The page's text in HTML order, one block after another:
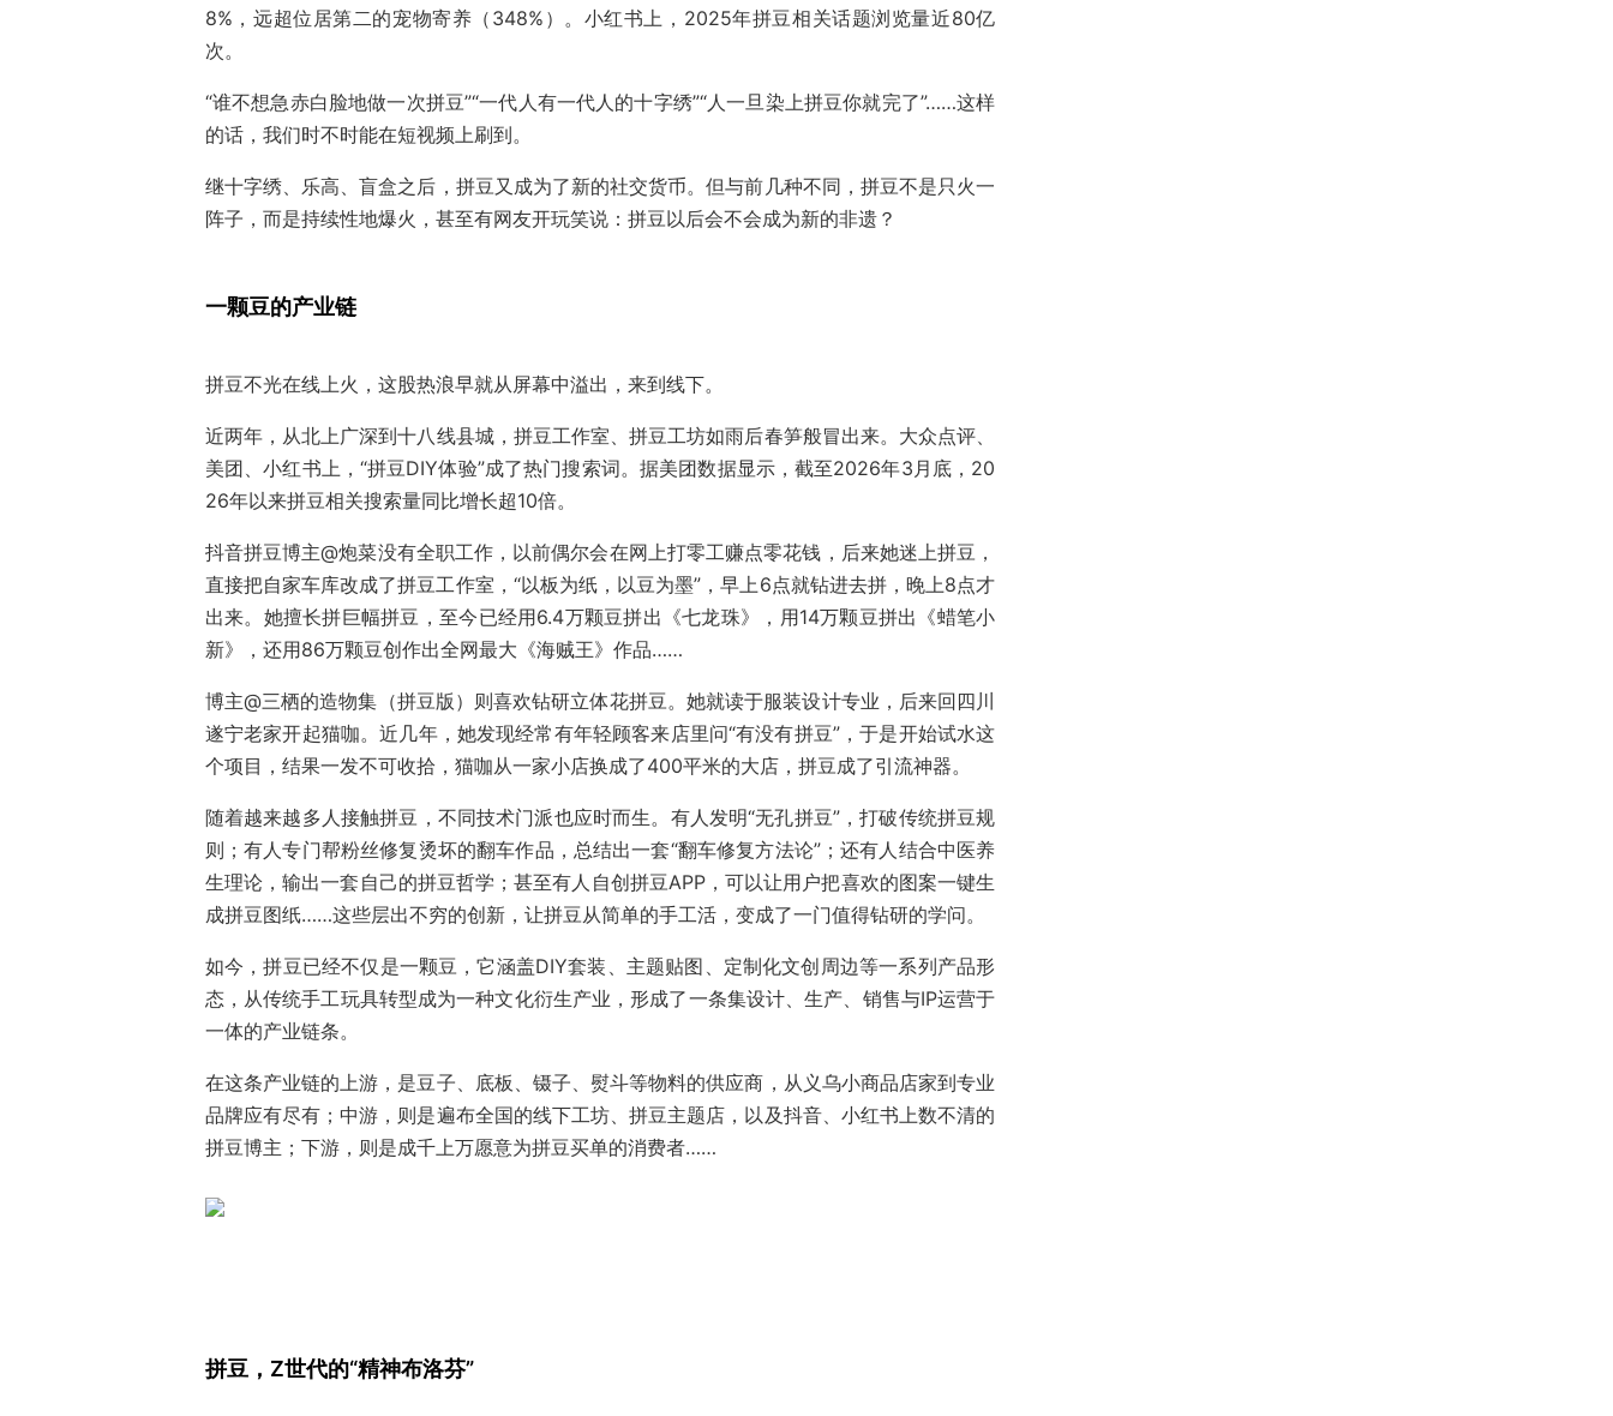
8%，远超位居第二的宠物寄养（348%）。小红书上，2025年拼豆相关话题浏览量近80亿
次。
“谁不想急赤白脸地做一次拼豆”“一代人有一代人的十字绣”“人一旦染上拼豆你就完了”……这样
的话，我们时不时能在短视频上刷到。
继十字绣、乐高、盲盒之后，拼豆又成为了新的社交货币。但与前几种不同，拼豆不是只火一
阵子，而是持续性地爆火，甚至有网友开玩笑说：拼豆以后会不会成为新的非遗？
一颗豆的产业链
拼豆不光在线上火，这股热浪早就从屏幕中溢出，来到线下。
近两年，从北上广深到十八线县城，拼豆工作室、拼豆工坊如雨后春笋般冒出来。大众点评、
美团、小红书上，“拼豆DIY体验”成了热门搜索词。据美团数据显示，截至2026年3月底，20
26年以来拼豆相关搜索量同比增长超10倍。
抖音拼豆博主@炮菜没有全职工作，以前偶尔会在网上打零工赚点零花钱，后来她迷上拼豆，
直接把自家车库改成了拼豆工作室，“以板为纸，以豆为墨”，早上6点就钻进去拼，晚上8点才
出来。她擅长拼巨幅拼豆，至今已经用6.4万颗豆拼出《七龙珠》，用14万颗豆拼出《蜡笔小
新》，还用86万颗豆创作出全网最大《海贼王》作品……
博主@三栖的造物集（拼豆版）则喜欢钻研立体花拼豆。她就读于服装设计专业，后来回四川
遂宁老家开起猫咖。近几年，她发现经常有年轻顾客来店里问“有没有拼豆”，于是开始试水这
个项目，结果一发不可收拾，猫咖从一家小店换成了400平米的大店，拼豆成了引流神器。
随着越来越多人接触拼豆，不同技术门派也应时而生。有人发明“无孔拼豆”，打破传统拼豆规
则；有人专门帮粉丝修复烫坏的翻车作品，总结出一套“翻车修复方法论”；还有人结合中医养
生理论，输出一套自己的拼豆哲学；甚至有人自创拼豆APP，可以让用户把喜欢的图案一键生
成拼豆图纸……这些层出不穷的创新，让拼豆从简单的手工活，变成了一门值得钻研的学问。
如今，拼豆已经不仅是一颗豆，它涵盖DIY套装、主题贴图、定制化文创周边等一系列产品形
态，从传统手工玩具转型成为一种文化衍生产业，形成了一条集设计、生产、销售与IP运营于
一体的产业链条。
在这条产业链的上游，是豆子、底板、镊子、熨斗等物料的供应商，从义乌小商品店家到专业
品牌应有尽有；中游，则是遍布全国的线下工坊、拼豆主题店，以及抖音、小红书上数不清的
拼豆博主；下游，则是成千上万愿意为拼豆买单的消费者……
拼豆，Z世代的“精神布洛芬”